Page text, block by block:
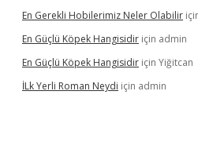
En Gerekli Hobilerimiz Neler Olabilir
En Güçlü Köpek Hangisidir için admin
En Güçlü Köpek Hangisidir için Yiğitcan
İLk Yerli Roman Neydi için admin